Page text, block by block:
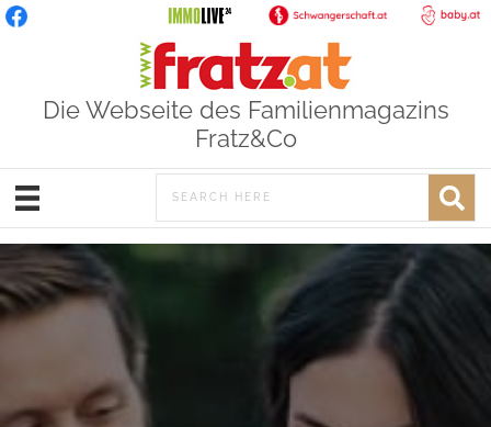
Die Webseite des Familienmagazins
Fratz&Co